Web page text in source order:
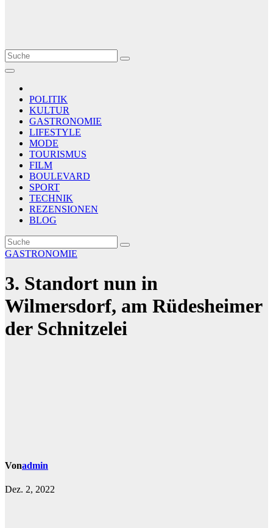
Le Matin
AGENCE DE PRESSE
POLITIK
KULTUR
GASTRONOMIE
LIFESTYLE
MODE
TOURISMUS
FILM
BOULEVARD
SPORT
TECHNIK
REZENSIONEN
BLOG
GASTRONOMIE
3. Standort nun in
Wilmersdorf, am Rüdesheimer
der Schnitzelei
Vonadmin
Dez. 2, 2022